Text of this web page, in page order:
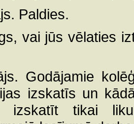
Paldies.
vai jūs vēlaties
Godājamie
izskatīs un
tikai